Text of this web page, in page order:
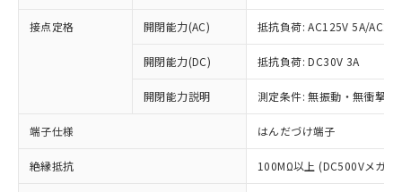
接点定格 開閉能力(AC) 抵抗負荷: AC125V 5A/
開閉能力(DC) 抵抗負荷: DC30V 3A
開閉能力説明 測定条件: 無振動・無衝撃
端子仕様 はんだづけ端子
絶縁抵抗 100MΩ以上 (DC500Vメガ)
ご利用条件
※1 対応状況
対応済み：EU RoHS指令（10物質）の
非含有に対応した製品が提供可能な商品で
す。
対応予定：EU RoHS指令（10物質）の非含
有に対応した製品に切り替える予定のある